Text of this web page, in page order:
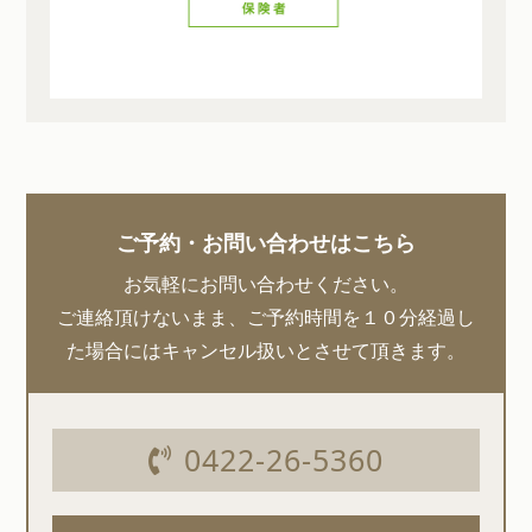
ご予約・お問い合わせはこちら
お気軽にお問い合わせください。
ご連絡頂けないまま、ご予約時間を１０分経過し
た場合にはキャンセル扱いとさせて頂きます。
0422-26-5360